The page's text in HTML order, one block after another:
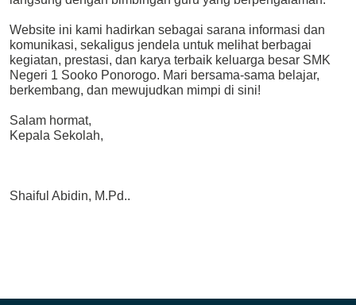
Website ini kami hadirkan sebagai sarana informasi dan
komunikasi, sekaligus jendela untuk melihat berbagai
kegiatan, prestasi, dan karya terbaik keluarga besar SMK
Negeri 1 Sooko Ponorogo. Mari bersama-sama belajar,
berkembang, dan mewujudkan mimpi di sini!
Salam hormat,
Kepala Sekolah,
Shaiful Abidin, M.Pd..